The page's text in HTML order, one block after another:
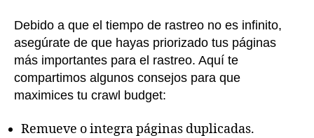
Debido a que el tiempo de rastreo no es infinito,
asegúrate de que hayas priorizado tus páginas
más importantes para el rastreo. Aquí te
compartimos algunos consejos para que
maximices tu crawl budget:
Remueve o integra páginas duplicadas.